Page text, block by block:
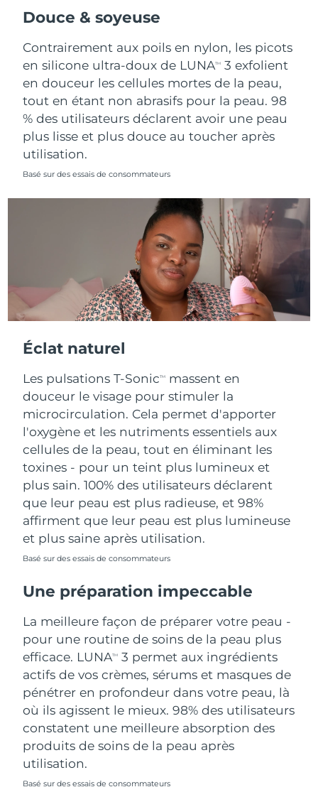
Douce & soyeuse
Contrairement aux poils en nylon, les picots
en silicone ultra-doux de LUNATM
3 exfolient
en douceur les cellules mortes de la peau,
tout en étant non abrasifs pour la peau. 98
% des utilisateurs déclarent avoir une peau
plus lisse et plus douce au toucher après
utilisation.
Basé sur des essais de consommateurs
Éclat naturel
Les pulsations T-SonicTM
massent en
douceur le visage pour stimuler la
microcirculation. Cela permet d'apporter
l'oxygène et les nutriments essentiels aux
cellules de la peau, tout en éliminant les
toxines - pour un teint plus lumineux et
plus sain. 100% des utilisateurs déclarent
que leur peau est plus radieuse, et 98%
affirment que leur peau est plus lumineuse
et plus saine après utilisation.
Basé sur des essais de consommateurs
Une préparation impeccable
La meilleure façon de préparer votre peau -
pour une routine de soins de la peau plus
efficace. LUNATM
3 permet aux ingrédients
actifs de vos crèmes, sérums et masques de
pénétrer en profondeur dans votre peau, là
où ils agissent le mieux. 98% des utilisateurs
constatent une meilleure absorption des
produits de soins de la peau après
utilisation.
Basé sur des essais de consommateurs